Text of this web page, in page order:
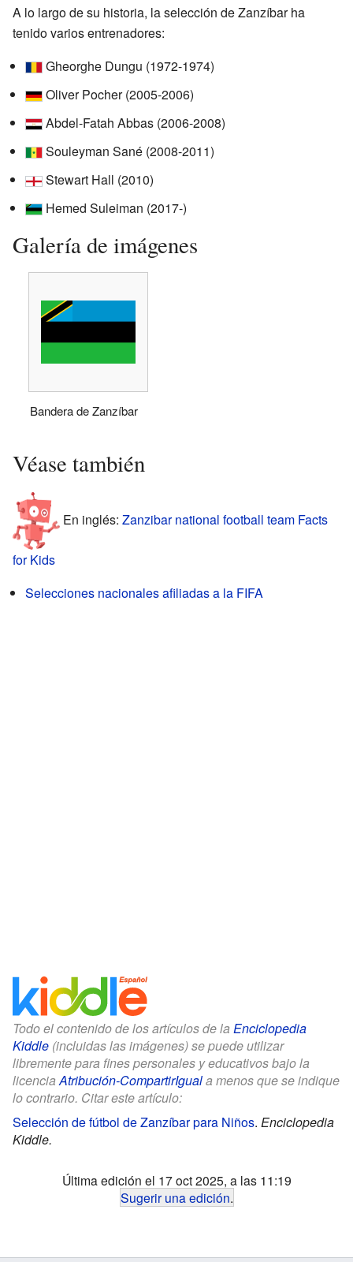
A lo largo de su historia, la selección de Zanzíbar ha
tenido varios entrenadores:
Gheorghe Dungu (1972-1974)
Oliver Pocher (2005-2006)
Abdel-Fatah Abbas (2006-2008)
Souleyman Sané (2008-2011)
Stewart Hall (2010)
Hemed Suleiman (2017-)
Galería de imágenes
Bandera de Zanzíbar
Véase también
En inglés: Zanzibar national football team Facts
for Kids
Selecciones nacionales afiliadas a la FIFA
Todo el contenido de los artículos de la Enciclopedia
Kiddle (incluidas las imágenes) se puede utilizar
libremente para fines personales y educativos bajo la
licenciaAtribución-CompartirIguala menos que se indique
lo contrario. Citar este artículo:
Selección de fútbol de Zanzíbar para Niños. Enciclopedia
Kiddle.
Última edición el 17 oct 2025, a las 11:19
Sugerir una edición.